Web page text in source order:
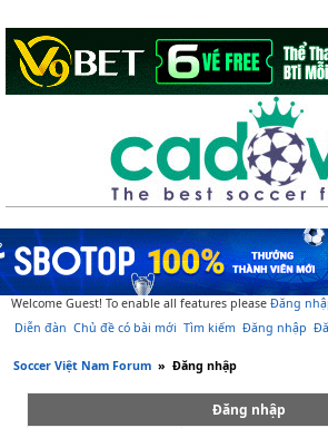
Welcome Guest! To enable all features please Đăng
Diễn đàn Chủ đề có bài mới Tìm kiếm Đăng nhập
Soccer Việt Nam Forum » Đăng nhập
Đăng nhập